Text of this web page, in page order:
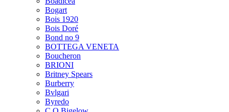
Bogart
Bois 1920
Bois Doré
Bond no 9
BOTTEGA VENETA
Boucheron
BRIONI
Britney Spears
Burberry
Bvlgari
Byredo